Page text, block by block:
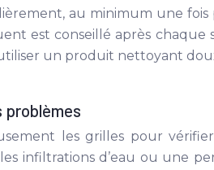
au minimum une
est conseillé après
un produit nettoyant
les grilles pour
infiltrations d’eau ou une